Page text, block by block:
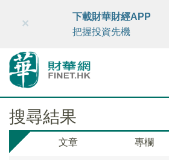
財華智庫網 FINTV FINMETA
×
下載財華財經APP
把握投資先機
搜尋結果
文章 專欄